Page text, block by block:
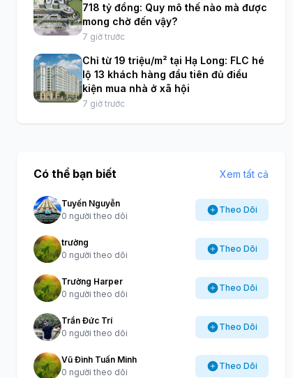
718 tỷ đồng: Quy mô thế nào mà được
mong chờ đến vậy?
7 giờ trước
Chỉ từ 19 triệu/m² tại Hạ Long: FLC hé
lộ 13 khách hàng đầu tiên đủ điều
kiện mua nhà ở xã hội
7 giờ trước
Có thể bạn biết Xem tất cả
Tuyến Nguyễn
0 người theo dõi
Theo Dõi
trường
0 người theo dõi
Theo Dõi
Trường Harper
0 người theo dõi
Theo Dõi
Trần Đức Trí
0 người theo dõi
Theo Dõi
Vũ Đình Tuấn Minh
0 người theo dõi
Theo Dõi